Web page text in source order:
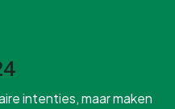
intenties, maar maken